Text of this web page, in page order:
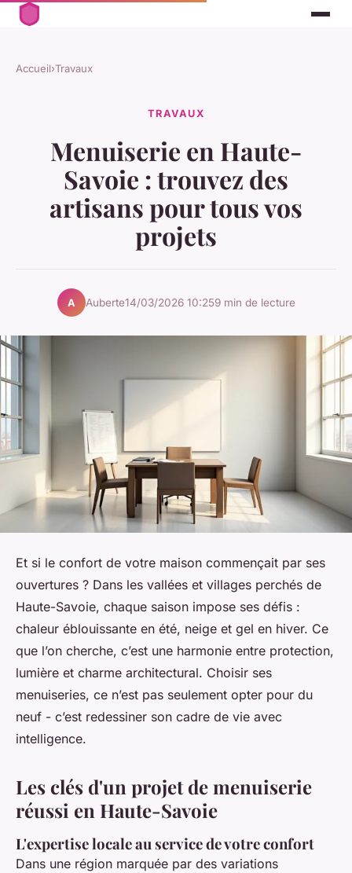
Accueil›Travaux
TRAVAUX
Menuiserie en Haute-
Savoie : trouvez des
artisans pour tous vos
projets
A Auberte14/03/2026 10:259 min de lecture
Et si le confort de votre maison commençait par ses
ouvertures ? Dans les vallées et villages perchés de
Haute-Savoie, chaque saison impose ses défis :
chaleur éblouissante en été, neige et gel en hiver. Ce
que l’on cherche, c’est une harmonie entre protection,
lumière et charme architectural. Choisir ses
menuiseries, ce n’est pas seulement opter pour du
neuf - c’est redessiner son cadre de vie avec
intelligence.
Les clés d'un projet de menuiserie
réussi en Haute-Savoie
L'expertise locale au service de votre confort
Dans une région marquée par des variations